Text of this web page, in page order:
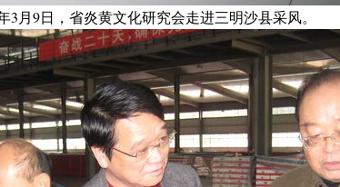
3月9日， 省炎黄文化研究会走进三明沙县采风。